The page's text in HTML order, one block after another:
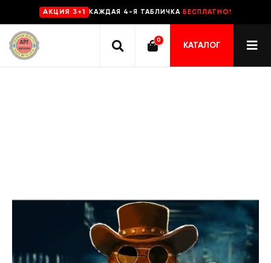
AKЦИЯ 3+1 КАЖДАЯ 4-Я ТАБЛИЧКА БЕСПЛАТНО!
0
КАТАЛОГ